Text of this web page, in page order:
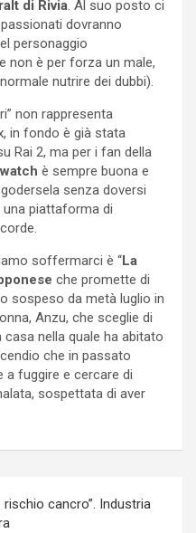
di Rivia. Al suo posto ci
dovranno
personaggio
non è per forza un male,
nutrire dei dubbi).
non rappresenta
in fondo è già stata
Rai 2, ma per i fan della
è sempre buona e
senza doversi
una piattaforma di
soffermarci è “La
che promette di
sospeso da metà luglio in
Anzu, che sceglie di
nella quale ha abitato
che in passato
a fuggire e cercare di
sospettata di aver
cancro”. Industria